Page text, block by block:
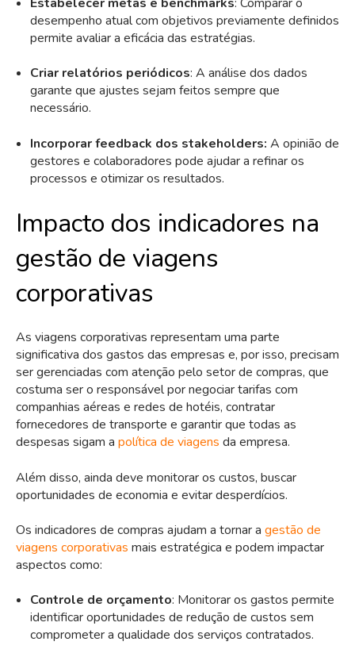
desempenho atual com objetivos previamente definidos
permite avaliar a eficácia das estratégias.
Criar relatórios periódicos: A análise dos dados
garante que ajustes sejam feitos sempre que
necessário.
Incorporar feedback dos stakeholders: A opinião de
gestores e colaboradores pode ajudar a refinar os
processos e otimizar os resultados.
Impacto dos indicadores na
gestão de viagens
corporativas
As viagens corporativas representam uma parte
significativa dos gastos das empresas e, por isso, precisam
ser gerenciadas com atenção pelo setor de compras, que
costuma ser o responsável por negociar tarifas com
companhias aéreas e redes de hotéis, contratar
fornecedores de transporte e garantir que todas as
despesas sigam a política de viagens da empresa.
Além disso, ainda deve monitorar os custos, buscar
oportunidades de economia e evitar desperdícios.
Os indicadores de compras ajudam a tornar a gestão de
viagens corporativas mais estratégica e podem impactar
aspectos como:
Controle de orçamento: Monitorar os gastos permite
identificar oportunidades de redução de custos sem
comprometer a qualidade dos serviços contratados.